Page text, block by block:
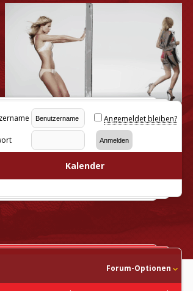
Angemeldet bleiben?
Kalender
Forum-Optionen